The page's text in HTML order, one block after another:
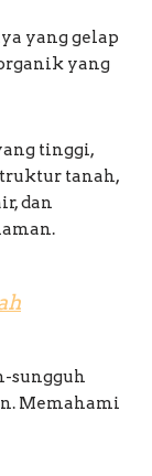
yang gelap
yang
tinggi,
tanah,
dan
sungguh
Memahami